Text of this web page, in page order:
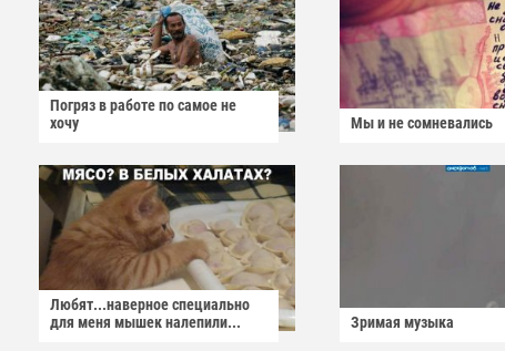
Погряз в работе по самое не
хочу
Мы и не сомневались
Любят...наверное специально
для меня мышек налепили...
Зримая музыка